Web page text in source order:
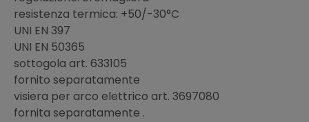
resistenza termica: +50/-30°C
UNI EN 397
UNI EN 50365
sottogola art. 633105
fornito separatamente
visiera per arco elettrico art. 3697080
fornita separatamente .